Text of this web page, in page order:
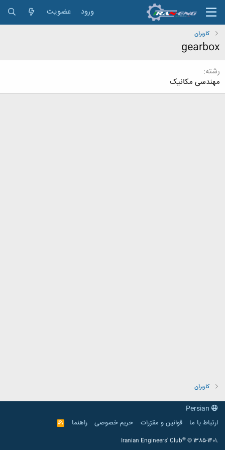
ورود عضویت
کاربران
gearbox
رشته
مهندسی مکانیک
کاربران
ارتباط با ما
قوانین و مقرّرات حریم خصوصی راهنما
R
S
Iranian Engineers' Club® © 1385-1401.